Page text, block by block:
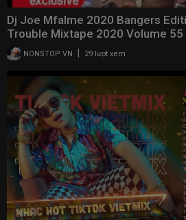
Dj Joe Mfalme 2020 Bangers
Trouble Mixtape 2020 Volume
NONSTOP VN 29 lượt xem